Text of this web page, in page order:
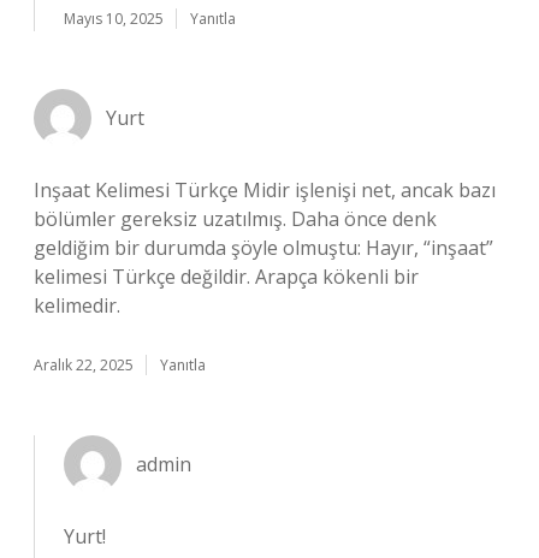
Mayıs 10, 2025 Yanıtla
Yurt
Inşaat Kelimesi Türkçe Midir işlenişi net, ancak bazı
bölümler gereksiz uzatılmış. Daha önce denk
geldiğim bir durumda şöyle olmuştu: Hayır, “inşaat”
kelimesi Türkçe değildir. Arapça kökenli bir
kelimedir.
Aralık 22, 2025 Yanıtla
admin
Yurt!